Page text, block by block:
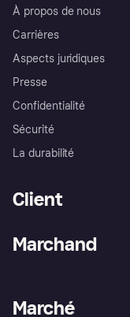
À propos de nous
Carrières
Aspects juridiques
Presse
Confidentialité
Sécurité
La durabilité
Client
Explorez les magasins
Marchand
Portail Marchand
Marché